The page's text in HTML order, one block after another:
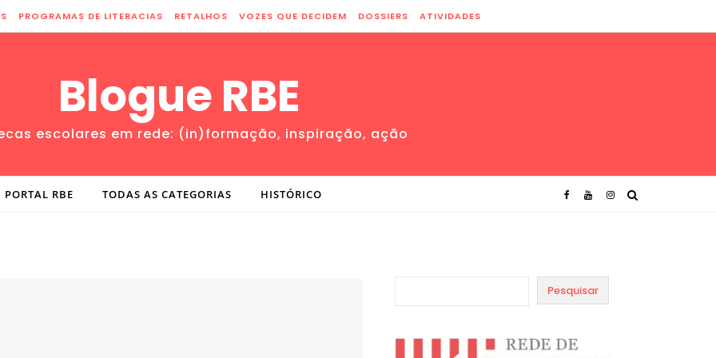
PROGRAMAS DE LITERACIAS RETALHOS VOZES QUE DECIDEM DOSSIERS ATIVIDADES
Blogue RBE
escolares em rede: (in)formação, inspiração, ação
PORTAL RBE TODAS AS CATEGORIAS HISTÓRICO
Pesquisar